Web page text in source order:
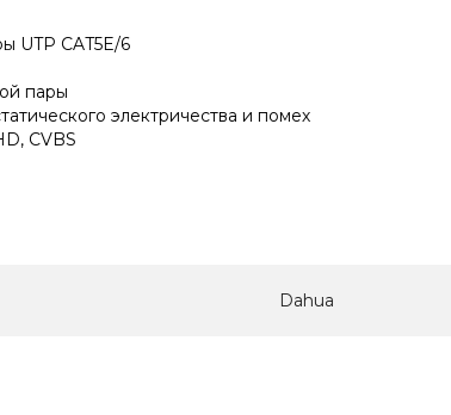
UTP CAT5E/6
пары
электричества и помех
CVBS
Dahua